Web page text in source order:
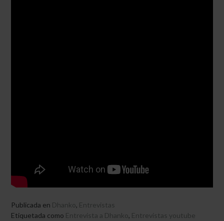
Publicada en Dhanko, Entrevistas
Etiquetada como Entrevista a Dhanko, Entrevistas youtube